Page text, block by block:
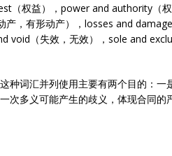
（权益），power and authority（
，有形动产），losses and
void（失效，无效），sole and
种词汇并列使用主要有两个目的：一
次多义可能产生的歧义，体现合同的